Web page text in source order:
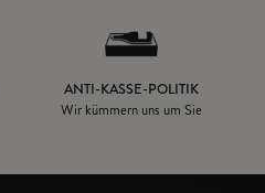
ANTI-KASSE-POLITIK
Wir kümmern uns um Sie